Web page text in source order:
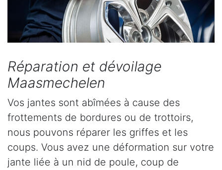
Réparation et dévoilage
Maasmechelen
Vos jantes sont abîmées à cause des
frottements de bordures ou de trottoirs,
nous pouvons réparer les griffes et les
coups. Vous avez une déformation sur votre
jante liée à un nid de poule, coup de